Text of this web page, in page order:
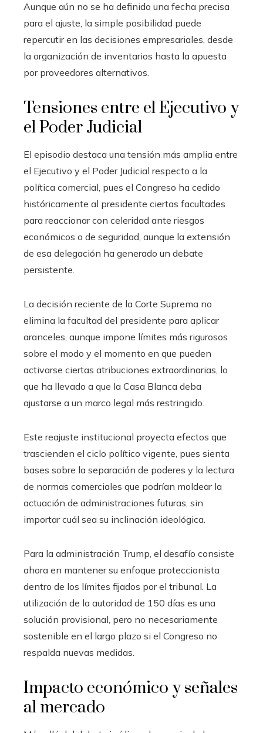
Aunque aún no se ha definido una fecha precisa
para el ajuste, la simple posibilidad puede
repercutir en las decisiones empresariales, desde
la organización de inventarios hasta la apuesta
por proveedores alternativos.
Tensiones entre el Ejecutivo y
el Poder Judicial
El episodio destaca una tensión más amplia entre
el Ejecutivo y el Poder Judicial respecto a la
política comercial, pues el Congreso ha cedido
históricamente al presidente ciertas facultades
para reaccionar con celeridad ante riesgos
económicos o de seguridad, aunque la extensión
de esa delegación ha generado un debate
persistente.
La decisión reciente de la Corte Suprema no
elimina la facultad del presidente para aplicar
aranceles, aunque impone límites más rigurosos
sobre el modo y el momento en que pueden
activarse ciertas atribuciones extraordinarias, lo
que ha llevado a que la Casa Blanca deba
ajustarse a un marco legal más restringido.
Este reajuste institucional proyecta efectos que
trascienden el ciclo político vigente, pues sienta
bases sobre la separación de poderes y la lectura
de normas comerciales que podrían moldear la
actuación de administraciones futuras, sin
importar cuál sea su inclinación ideológica.
Para la administración Trump, el desafío consiste
ahora en mantener su enfoque proteccionista
dentro de los límites fijados por el tribunal. La
utilización de la autoridad de 150 días es una
solución provisional, pero no necesariamente
sostenible en el largo plazo si el Congreso no
respalda nuevas medidas.
Impacto económico y señales
al mercado